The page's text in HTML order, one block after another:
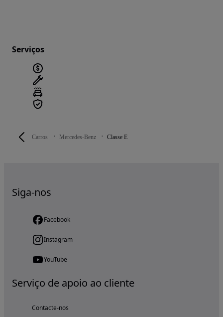
Carros Mercedes-Benz Classe E
Serviços
Siga-nos
Facebook
Instagram
YouTube
Serviço de apoio ao cliente
Contacte-nos